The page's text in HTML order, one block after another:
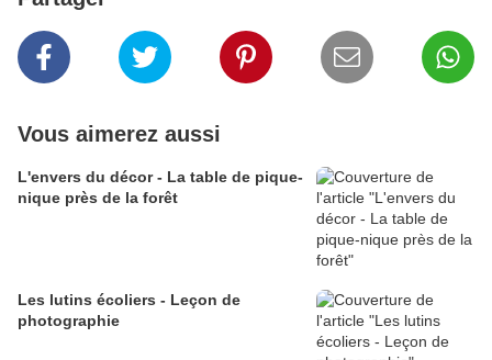
Vous aimerez aussi
L'envers du décor - La table de pique-
nique près de la forêt
Les lutins écoliers - Leçon de
photographie